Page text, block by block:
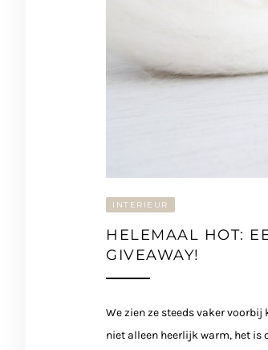
INTERIEUR
HELEMAAL HOT:
GIVEAWAY!
We zien ze steeds vaker
niet alleen heerlijk warm, het is